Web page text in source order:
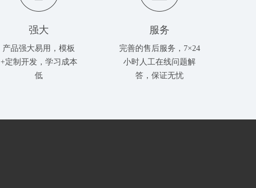
强大
产品强大易用，模板
+定制开发，学习成本
低
服务
完善的售后服务，7×24
小时人工在线问题解
答，保证无忧